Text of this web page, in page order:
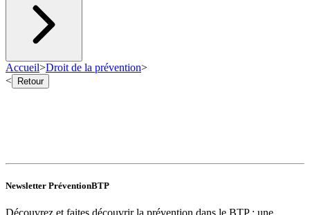
Accueil>Droit de la prévention>
<
Retour
Newsletter PréventionBTP
Découvrez et faites découvrir la prévention dans le BTP : une